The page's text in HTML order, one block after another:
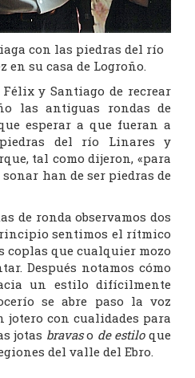
con las piedras del río
en su casa de Logroño.
y Santiago de recrear
las antiguas rondas de
esperar a que fueran a
del río Linares y
tal como dijeron, «para
han de ser piedras de
de ronda observamos dos
sentimos el rítmico
coplas que cualquier mozo
Después notamos cómo
un estilo difícilmente
se abre paso la voz
jotero con cualidades para
jotas bravaso de estiloque
del valle del Ebro.